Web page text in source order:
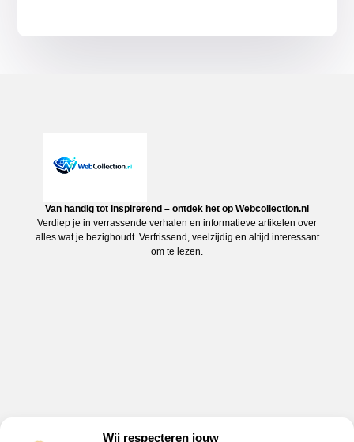
Wij respecteren jouw
Van handig tot inspirerend – ontdek het op Webcollection.nl
Verdiep je in verrassende verhalen en informatieve artikelen over
alles wat je bezighoudt. Verfrissend, veelzijdig en altijd interessant
om te lezen.